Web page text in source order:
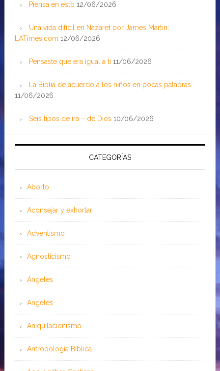
Piensa en esto 12/06/2026
Una vida difícil en Nazaret por James Martin;
LATimes.com 12/06/2026
Pensaste que era igual a ti 11/06/2026
La Biblia de acuerdo a los niños en pocas palabras
11/06/2026
Seis tipos de ira – de Dios 10/06/2026
CATEGORÍAS
Aborto
Aconsejar y exhortar
Adventismo
Agnosticismo
Ángeles
Angeles
Aniquilacionismo
Antropología Bíblica